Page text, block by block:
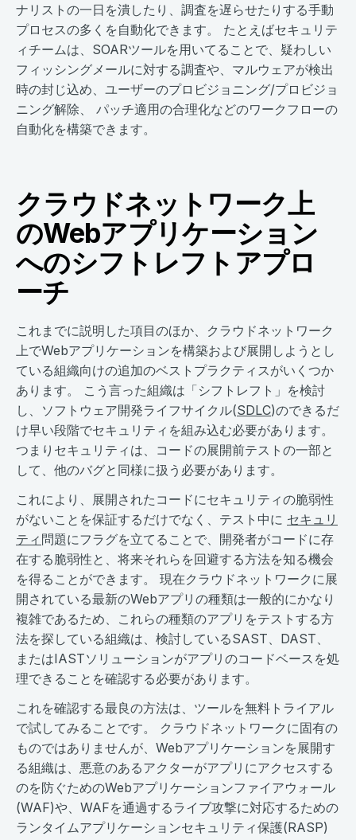
ナリストの一日を潰したり、調査を遅らせたりする手動
プロセスの多くを自動化できます。 たとえばセキュリテ
ィチームは、SOARツールを用いてることで、疑わしい
フィッシングメールに対する調査や、マルウェアが検出
時の封じ込め、ユーザーのプロビジョニング/プロビジョ
ニング解除、 パッチ適用の合理化などのワークフローの
自動化を構築できます。
クラウドネットワーク上
のWebアプリケーション
へのシフトレフトアプロ
ーチ
これまでに説明した項目のほか、クラウドネットワーク
上でWebアプリケーションを構築および展開しようとし
ている組織向けの追加のベストプラクティスがいくつか
あります。 こう言った組織は「シフトレフト」を検討
し、ソフトウェア開発ライフサイクル(SDLC)のできるだ
け早い段階でセキュリティを組み込む必要があります。
つまりセキュリティは、コードの展開前テストの一部と
して、他のバグと同様に扱う必要があります。
これにより、展開されたコードにセキュリティの脆弱性
がないことを保証するだけでなく、テスト中に セキュリ
ティ 問題にフラグを立てることで、開発者がコードに存
在する脆弱性と、将来それらを回避する方法を知る機会
を得ることができます。 現在クラウドネットワークに展
開されている最新のWebアプリの種類は一般的にかなり
複雑であるため、これらの種類のアプリをテストする方
法を探している組織は、検討しているSAST、DAST、
またはIASTソリューションがアプリのコードベースを処
理できることを確認する必要があります。
これを確認する最良の方法は、ツールを無料トライアル
で試してみることです。 クラウドネットワークに固有の
ものではありませんが、Webアプリケーションを展開す
る組織は、悪意のあるアクターがアプリにアクセスする
のを防ぐためのWebアプリケーションファイアウォール
(WAF)や、WAFを通過するライブ攻撃に対応するための
ランタイムアプリケーションセキュリティ保護(RASP)